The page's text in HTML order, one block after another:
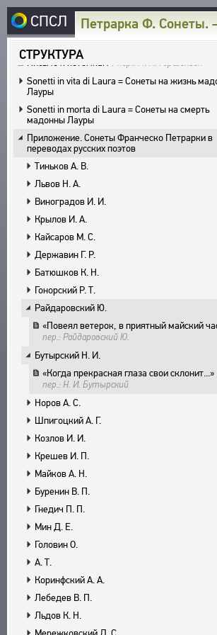
СПСЛ Петрарка Ф.
СТРУКТУРА
Суперобложка
Титульные листы
Письмо к потомкам / пер.: М. А. Гершензон
Sonetti in vita di Laura = Сонеты на жизнь
Лауры
Sonetti in morta di Laura = Сонеты на смерть
мадонны Лауры
Приложение. Сонеты Франческо Петрарки в
переводах русских поэтов
Тиньков А. В.
Львов Н. А.
Виноградов И. И.
Крылов И. А.
Кайсаров М. С.
Державин Г. Р.
Батюшков К. Н.
Гонорский Р. Т.
Райдаровский Ю.
«Повеял ветерок, в приятный майский
пер.: Райдаровский Ю.
Бутырский Н. И.
«Когда прекрасная глаза свои склонит...»
пер.: Н. И. Бутырский
Норов А. С.
Шпигоцкий А. Г.
Козлов И. И.
Крешев И. П.
Майков А. Н.
Буренин В. П.
Гнедич П. П.
Мин Д. Е.
Головин О.
А. Т.
Коринфский А. А.
Лебедев В. П.
Льдов К. Н.
I
ОПИСАНИЕ ДОКУМЕНТА
L
ИЗДАНИЯ И ИССЛЕДОВАНИЯ
Q
W
ТЕСТ / ГРАФИКА
1
2 3
РЕЖИМ ПРОСМОТРА
+
- / *
МАСШТАБ / РАЗМЕР ТЕКСТА
H
ЭТОТ ЭКРАН
ГЛАВНАЯ
КОРПУС
РУССКОЯЗЫЧНЫЕ АВТОРЫ
ИНОЯЗЫЧНЫЕ АВТОРЫ
ИНОЯЗЫЧНЫЕ ПРОИЗВЕДЕНИЯ
МЕТРИКА
СТРОФИКА
ЯЗЫКИ
РЕЧЕВЫЕ ФОРМЫ
ТИПЫ
КОЛИЧЕСТВО ПЕРЕВОДОВ
БИБЛИОТЕКА
ТЕКСТЫ
АВТОРЫ
ПРОИЗВЕДЕНИЯ
ИЗДАНИЯ
ИССЛЕДОВАНИЯ
АВТОРЫ
ПРОИЗВЕДЕНИЯ
ИЗДАНИЯ
БИБЛИОГРАФИЧЕСКИЕ
СОСТАВИТЕЛИ
ПРОИЗВЕДЕНИЯ
ИЗДАНИЯ
СЛОВНИК
ВСЕ БИОСПРАВКИ
ПОЭТЫ
ПЕРЕВОДЧИКИ
ИССЛЕДОВАТЕЛИ
ТЕЗАУРУС
СТРУКТУРА
УКАЗАТЕЛЬ ТЕРМИНОВ
ПОИСК
О ПРОЕКТЕ
КРАТКО О ПРОЕКТЕ
ЦЕЛИ ПРОЕКТА
ПОДСИСТЕМЫ
КОРПУС
БИБЛИОТЕКА
ЭНЦИКЛОПЕДИЯ
ТЕЗАУРУС
ФУНКЦИОНАЛЬНОСТЬ
УКАЗАТЕЛИ
ПОИСК
СОЗДАТЕЛИ ПРОЕКТА
ОБРАТНАЯ СВЯЗЬ
ПОЛЬЗОВАТЕЛЬСКОЕ
ЗАКЛАДКИ